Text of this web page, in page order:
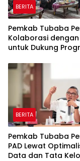
BERITA
Pemkab Tubaba
Kolaborasi dengan
untuk Dukung
BERITA
Pemkab Tubaba
PAD Lewat
Data dan Tata